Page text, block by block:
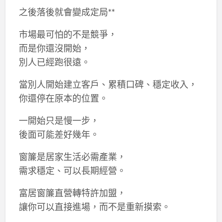
之後落後就會變成定局**
市場最可怕的不是競爭，
而是你還沒開始，
別人已經跑很遠。
當別人開始建立客戶、累積口碑、穩定收入，
你還停在原本的位置。
一開始只是慢一步，
後面可能差好幾年。
窗簾是居家生活必需產業，
需求穩定、可以長期經營。
富居窗簾直營轉特許加盟，
讓你可以直接進場，而不是重新摸索。